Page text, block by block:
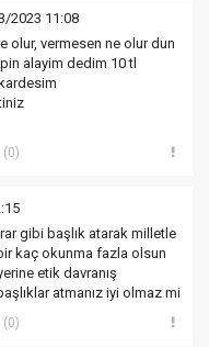
2023 11:08
olur, vermesen ne olur dun
alayim dedim 10 tl
(0)
gibi başlık atarak milletle
kaç okunma fazla olsun
etik davranış
atmanız iyi olmaz mi
(0)